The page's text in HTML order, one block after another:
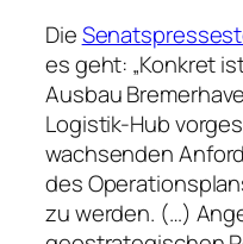
Die
es geht: „Konkret
Ausbau
Logistik-Hub
wachsenden
des
zu werden. (…)